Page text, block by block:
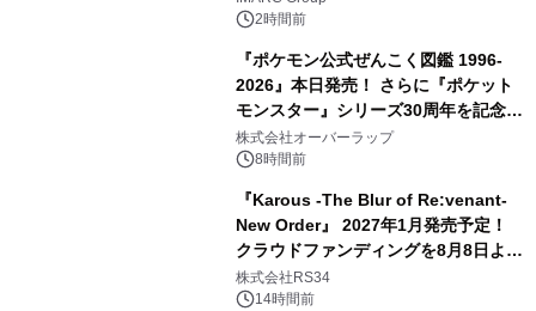
2時間前
『ポケモン公式ぜんこく図鑑 1996-
2026』本日発売！ さらに『ポケット
モンスター』シリーズ30周年を記念し
た画集『ポケットモンスター ビジュア
ルアートブック』の発売決定！ 2026
株式会社オーバーラップ
8時間前
『Karous -The Blur of Re:venant-
New Order』 2027年1月発売予定！
クラウドファンディングを8月8日より
開始
株式会社RS34
14時間前